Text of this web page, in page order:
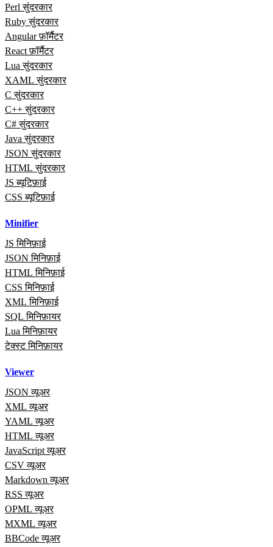
Perl सुंदरकार
Ruby सुंदरकार
Angular फ़ॉर्मैटर
React फ़ॉर्मैटर
Lua सुंदरकार
XAML सुंदरकार
C सुंदरकार
C++ सुंदरकार
C# सुंदरकार
Java सुंदरकार
JSON सुंदरकार
HTML सुंदरकार
JS ब्यूटिफ़ाई
CSS ब्यूटिफ़ाई
Minifier
JS मिनिफ़ाई
JSON मिनिफ़ाई
HTML मिनिफ़ाई
CSS मिनिफ़ाई
XML मिनिफ़ाई
SQL मिनिफ़ायर
Lua मिनिफ़ायर
टेक्स्ट मिनिफ़ायर
Viewer
JSON व्यूअर
XML व्यूअर
YAML व्यूअर
HTML व्यूअर
JavaScript व्यूअर
CSV व्यूअर
Markdown व्यूअर
RSS व्यूअर
OPML व्यूअर
MXML व्यूअर
BBCode व्यूअर